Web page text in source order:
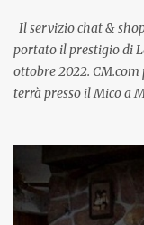
Il servizio chat &
portato il prestigio di
ottobre 2022. CM.com
terrà presso il Mico a
tramite WhatsApp
14:30 con Cristina